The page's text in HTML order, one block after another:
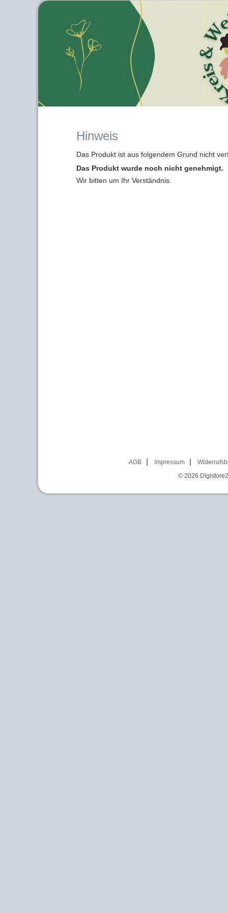
Hinweis
Das Produkt ist aus folgendem Grund nicht
Das Produkt wurde noch nicht genehmigt.
Wir bitten um Ihr Verständnis.
AGB Impressum
© 2026